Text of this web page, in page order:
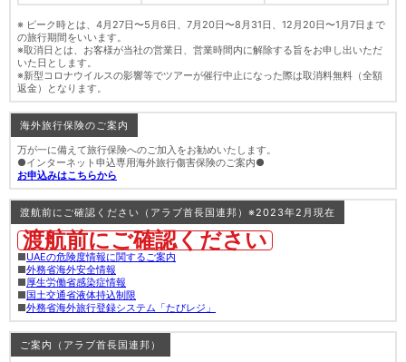
※ ピーク時とは、4月27日〜5月6日、7月20日〜8月31日、12月20日〜1月7日まで
の旅行期間をいいます。
※取消日とは、お客様が当社の営業日、営業時間内に解除する旨をお申し出いただ
いた日とします。
※新型コロナウイルスの影響等でツアーが催行中止になった際は取消料無料（全額
返金）となります。
海外旅行保険のご案内
万が一に備えて旅行保険へのご加入をお勧めいたします。
●インターネット申込専用海外旅行傷害保険のご案内●
お申込みはこちらから
渡航前にご確認ください（アラブ首長国連邦）※2023年2月現在
渡航前にご確認ください
■UAEの危険度情報に関するご案内
■外務省海外安全情報
■厚生労働省感染症情報
■国土交通省液体持込制限
■外務省海外旅行登録システム「たびレジ」
ご案内（アラブ首長国連邦）